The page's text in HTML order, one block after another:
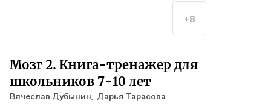
Мозг 2. Книга-тренажер для
школьников 7-10 лет
Вячеслав Дубынин, Дарья Тарасова
+8